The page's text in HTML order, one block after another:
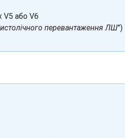
V5 або V6
перевантаження ЛШ")